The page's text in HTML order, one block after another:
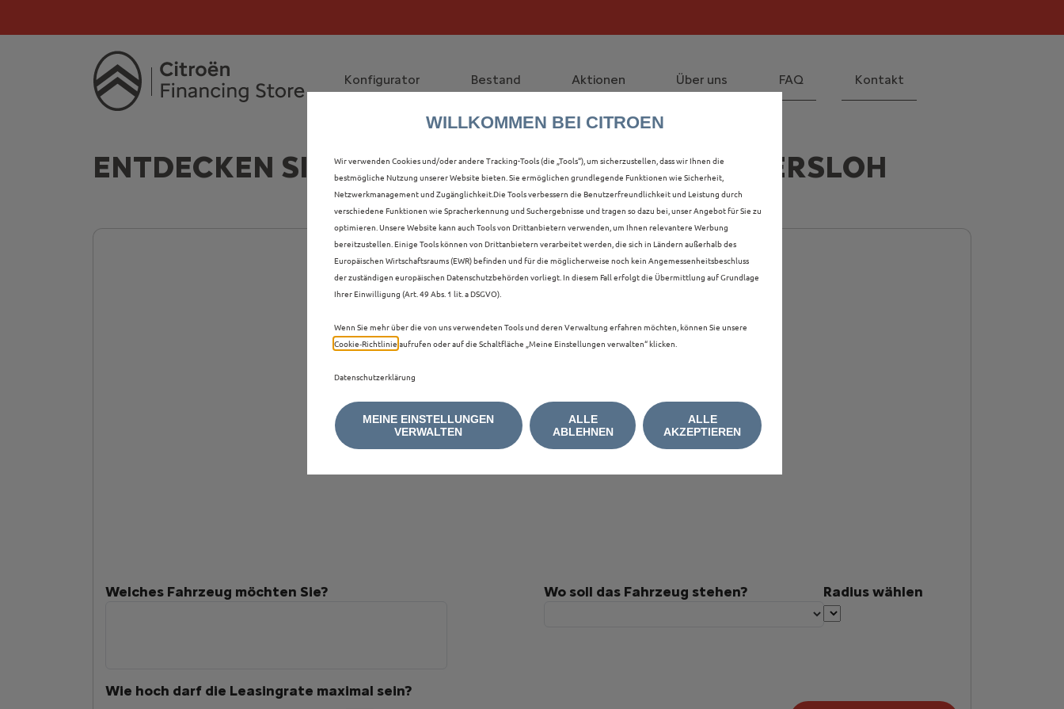
Konfigurator Bestand Aktionen Über uns FAQ Kontakt
ENTDECKEN SIE ALLE C5 X NEUWAGEN IN GÜTERSLOH
Welches Fahrzeug möchten Sie? Wo soll das Fahrzeug stehen? Radius wählen
Wie hoch darf die Leasingrate maximal sein?
WILLKOMMEN BEI CITROEN
Wir verwenden Cookies und/oder andere Tracking-Tools (die „Tools“), um sicherzustellen, dass wir Ihnen die
bestmögliche Nutzung unserer Website bieten. Sie ermöglichen grundlegende Funktionen wie Sicherheit,
Netzwerkmanagement und Zugänglichkeit.Die Tools verbessern die Benutzerfreundlichkeit und Leistung durch
verschiedene Funktionen wie Spracherkennung und Suchergebnisse und tragen so dazu bei, unser Angebot für Sie zu
optimieren. Unsere Website kann auch Tools von Drittanbietern verwenden, um Ihnen relevantere Werbung
bereitzustellen. Einige Tools können von Drittanbietern verarbeitet werden, die sich in Ländern außerhalb des
Europäischen Wirtschaftsraums (EWR) befinden und für die möglicherweise noch kein Angemessenheitsbeschluss
der zuständigen europäischen Datenschutzbehörden vorliegt. In diesem Fall erfolgt die Übermittlung auf Grundlage
Ihrer Einwilligung (Art. 49 Abs. 1 lit. a DSGVO).
Wenn Sie mehr über die von uns verwendeten Tools und deren Verwaltung erfahren möchten, können Sie unsere
Cookie‑Richtlinie aufrufen oder auf die Schaltfläche „Meine Einstellungen verwalten“ klicken.
Datenschutzerklärung
MEINE EINSTELLUNGEN
VERWALTEN
ALLE
AKZEPTIEREN
ALLE
ABLEHNEN